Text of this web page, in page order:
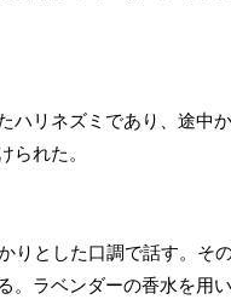
ハリネズミであり、途中
られた。
りとした口調で話す。そ
。ラベンダーの香水を用